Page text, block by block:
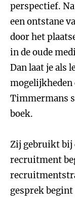
perspectief.
een ontstane
door het
in de oude
Dan laat je als
mogelijkheden
Timmermans
boek.
Zij gebruikt bij
recruitment
gesprek